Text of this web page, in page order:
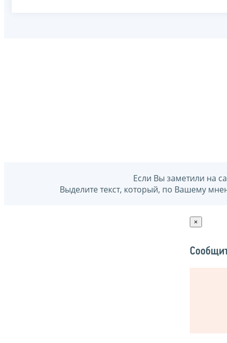
Если Вы заметили на
Выделите текст, который, по Вашему
×